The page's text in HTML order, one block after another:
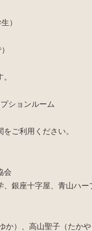
）
ションルーム
利用ください。
会
銀座十字屋、青山ハー
）、高山聖子（たかや